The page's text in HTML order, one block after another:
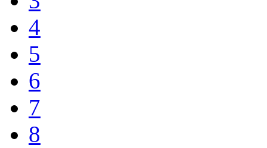
4
5
6
7
8